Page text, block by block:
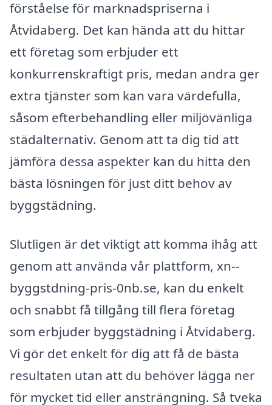
förståelse för marknadspriserna i
Åtvidaberg. Det kan hända att du hittar
ett företag som erbjuder ett
konkurrenskraftigt pris, medan andra ger
extra tjänster som kan vara värdefulla,
såsom efterbehandling eller miljövänliga
städalternativ. Genom att ta dig tid att
jämföra dessa aspekter kan du hitta den
bästa lösningen för just ditt behov av
byggstädning.
Slutligen är det viktigt att komma ihåg att
genom att använda vår plattform, xn--
byggstdning-pris-0nb.se, kan du enkelt
och snabbt få tillgång till flera företag
som erbjuder byggstädning i Åtvidaberg.
Vi gör det enkelt för dig att få de bästa
resultaten utan att du behöver lägga ner
för mycket tid eller ansträngning. Så tveka